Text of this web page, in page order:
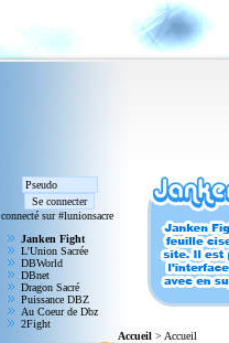
connecté sur #lunionsacre
Janken Fight
L'Union Sacrée
DBWorld
DBnet
Dragon Sacré
Puissance DBZ
Au Coeur de Dbz
2Fight
Accueil > Accueil